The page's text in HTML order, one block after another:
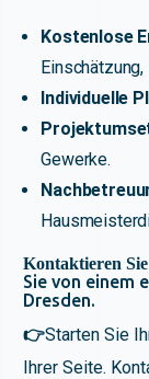
Kostenlose
Individuelle
Gewerke.
Kontaktieren
Sie von einem
Dresden.
👉Starten Sie
Ihrer Seite.